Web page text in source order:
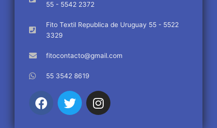
55 - 5542 2372
Fito Textil Republica de Uruguay 55 - 5522
3329
fitocontacto@gmail.com
55 3542 8619
F
a
T
w
I
n